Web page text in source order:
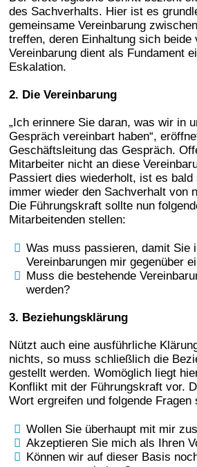
des Sachverhalts. Hier ist es
gemeinsame Vereinbarung
treffen, deren Einhaltung sich beide
Vereinbarung dient als Fundament
Eskalation.
2. Die Vereinbarung
„Ich erinnere Sie daran, was wir in
Gespräch vereinbart haben“,
Geschäftsleitung das Gespräch.
Mitarbeiter nicht an diese
Passiert dies wiederholt, ist es bald
immer wieder den Sachverhalt von
Die Führungskraft sollte nun
Mitarbeitenden stellen:
Was muss passieren, damit Sie
Vereinbarungen mir gegenüber
Muss die bestehende
werden?
3. Beziehungsklärung
Nützt auch eine ausführliche
nichts, so muss schließlich die
gestellt werden. Womöglich liegt
Konflikt mit der Führungskraft vor.
Wort ergreifen und folgende Fragen
Wollen Sie überhaupt mit mir
Akzeptieren Sie mich als Ihren
Können wir auf dieser Basis